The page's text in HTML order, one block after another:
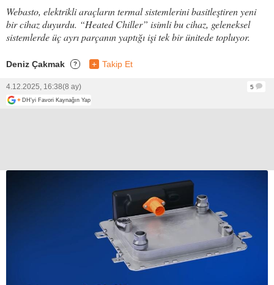
Webasto, elektrikli araçların termal sistemlerini basitleştiren yeni
bir cihaz duyurdu. “Heated Chiller” isimli bu cihaz, geleneksel
sistemlerde üç ayrı parçanın yaptığı işi tek bir ünitede topluyor.
Deniz Çakmak ? + Takip Et
4.12.2025, 16:38(8 ay)
5
+ DH'yi Favori Kaynağın Yap